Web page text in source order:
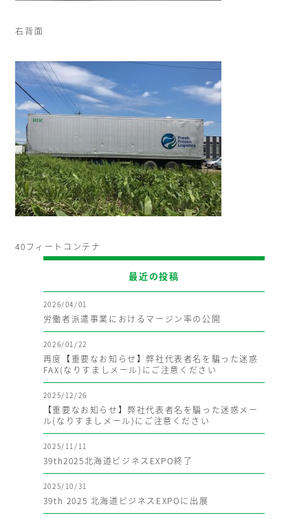
右背面
40フィートコンテナ
最近の投稿
2026/04/01
労働者派遣事業におけるマージン率の公開
2026/01/22
再度【重要なお知らせ】弊社代表者名を騙った迷惑
FAX(なりすましメール)にご注意ください
2025/12/26
【重要なお知らせ】弊社代表者名を騙った迷惑メー
ル(なりすましメール)にご注意ください
2025/11/11
39th2025北海道ビジネスEXPO終了
2025/10/31
39th 2025 北海道ビジネスEXPOに出展